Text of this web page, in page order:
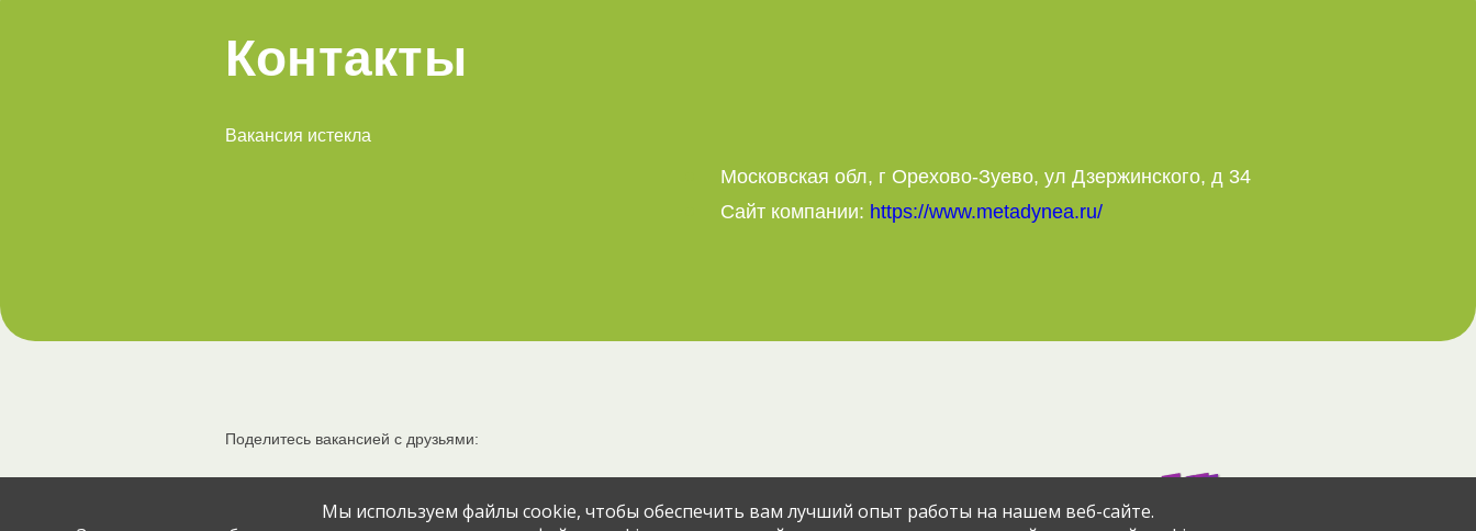
Контакты
Вакансия истекла
Московская обл, г Орехово-Зуево, ул Дзержинского, д 34
Сайт компании: https://www.metadynea.ru/
Поделитесь вакансией с друзьями:
Мы используем файлы cookie, чтобы обеспечить вам лучший опыт работы на нашем веб-сайте.